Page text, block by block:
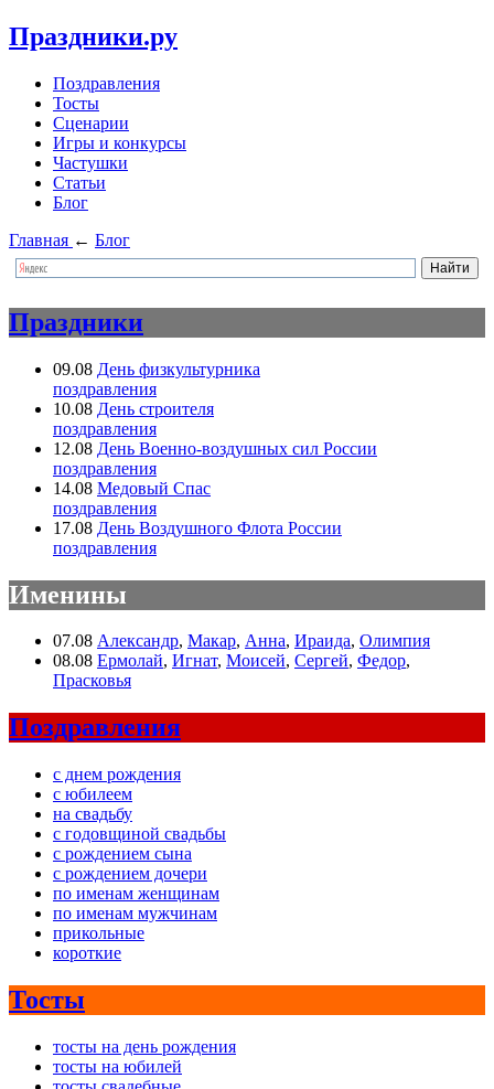
Праздники.ру
Поздравления
Тосты
Сценарии
Игры и конкурсы
Частушки
Статьи
Блог
Главная ← Блог
Праздники
09.08 День физкультурника
поздравления
10.08 День строителя
поздравления
12.08 День Военно-воздушных сил России
поздравления
14.08 Медовый Спас
поздравления
17.08 День Воздушного Флота России
поздравления
Именины
07.08 Александр, Макар, Анна, Ираида, Олимпия
08.08 Ермолай, Игнат, Моисей, Сергей, Федор,
Прасковья
Поздравления
с днем рождения
с юбилеем
на свадьбу
с годовщиной свадьбы
с рождением сына
с рождением дочери
по именам женщинам
по именам мужчинам
прикольные
короткие
Тосты
тосты на день рождения
тосты на юбилей